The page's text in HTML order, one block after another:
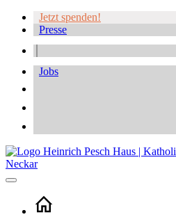
Jetzt spenden!
Presse
Jobs